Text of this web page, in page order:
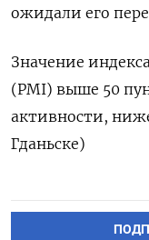
ожидали ​его
Значение
(PMI) выше 50
‌активности,
‌Гданьске)